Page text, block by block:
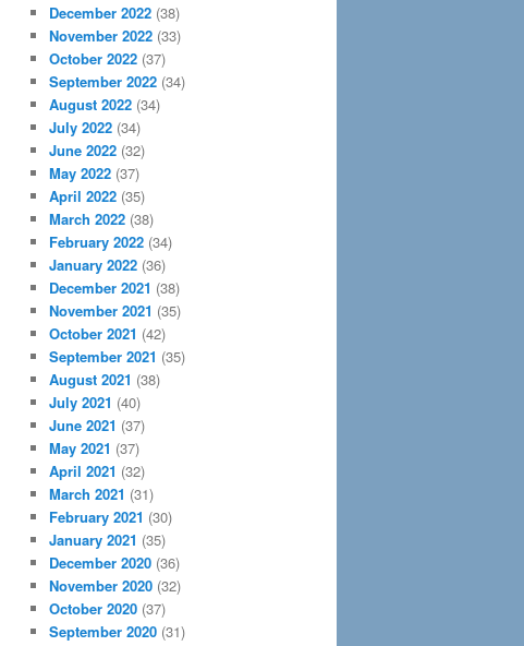
December 2022 (38)
November 2022 (33)
October 2022 (37)
September 2022 (34)
August 2022 (34)
July 2022 (34)
June 2022 (32)
May 2022 (37)
April 2022 (35)
March 2022 (38)
February 2022 (34)
January 2022 (36)
December 2021 (38)
November 2021 (35)
October 2021 (42)
September 2021 (35)
August 2021 (38)
July 2021 (40)
June 2021 (37)
May 2021 (37)
April 2021 (32)
March 2021 (31)
February 2021 (30)
January 2021 (35)
December 2020 (36)
November 2020 (32)
October 2020 (37)
September 2020 (31)